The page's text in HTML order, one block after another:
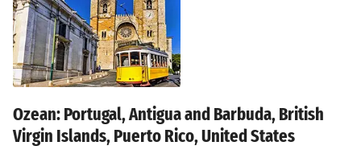
Ozean: Portugal, Antigua and Barbuda, British
Virgin Islands, Puerto Rico, United States